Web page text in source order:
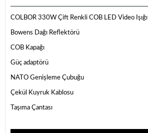
COLBOR 330W Çift Renkli COB LED Video Işığı
Bowens Dağı Reflektörü
COB Kapağı
Güç adaptörü
NATO Genişleme Çubuğu
Çekül Kuyruk Kablosu
Taşıma Çantası